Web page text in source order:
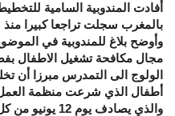
أفادت المندوبية السامية
بالمغرب سجلت تراجعا كبيرا منذ سنة
وأوضح بلاغ للمندوبية في
مجال مكافحة تشغيل الاطفال
الولوج الى التمدرس مبرزا أن
والذي يصادف